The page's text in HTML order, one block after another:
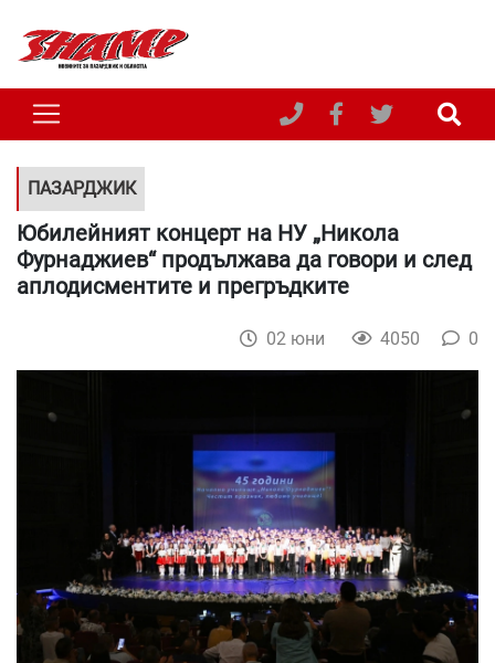
ПАЗАРДЖИК
Юбилейният концерт на НУ „Никола
Фурнаджиев“ продължава да говори и след
аплодисментите и прегръдките
02 юни 4050 0